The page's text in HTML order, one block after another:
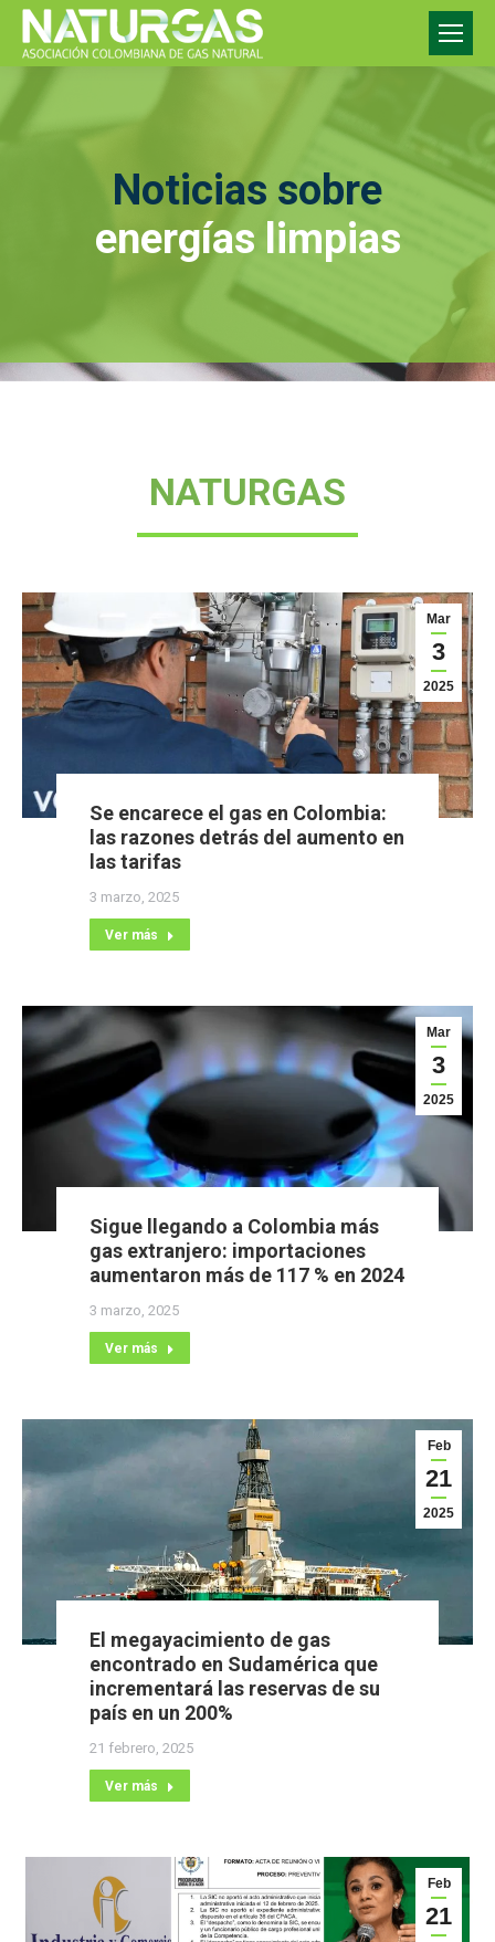
Noticias sobre
energías limpias
NATURGAS
Mar
3
2025
Se encarece el gas en Colombia:
las razones detrás del aumento en
las tarifas
3 marzo, 2025
Ver más
Mar
3
2025
Sigue llegando a Colombia más
gas extranjero: importaciones
aumentaron más de 117 % en 2024
3 marzo, 2025
Ver más
Feb
21
2025
El megayacimiento de gas
encontrado en Sudamérica que
incrementará las reservas de su
país en un 200%
21 febrero, 2025
Ver más
Feb
21